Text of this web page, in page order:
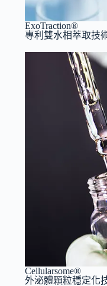
ExoTraction®
專利雙水相萃取技
Cellularsome®
外泌體顆粒穩定化